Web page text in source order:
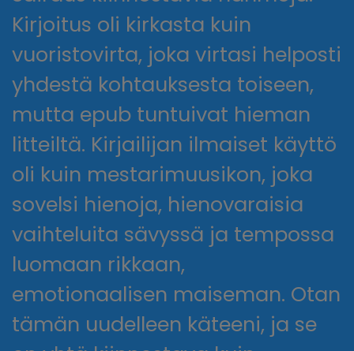
Kirjoitus oli kirkasta kuin
vuoristovirta, joka virtasi helposti
yhdestä kohtauksesta toiseen,
mutta epub tuntuivat hieman
litteiltä. Kirjailijan ilmaiset käyttö
oli kuin mestarimuusikon, joka
sovelsi hienoja, hienovaraisia
vaihteluita sävyssä ja tempossa
luomaan rikkaan,
emotionaalisen maiseman. Otan
tämän uudelleen käteeni, ja se